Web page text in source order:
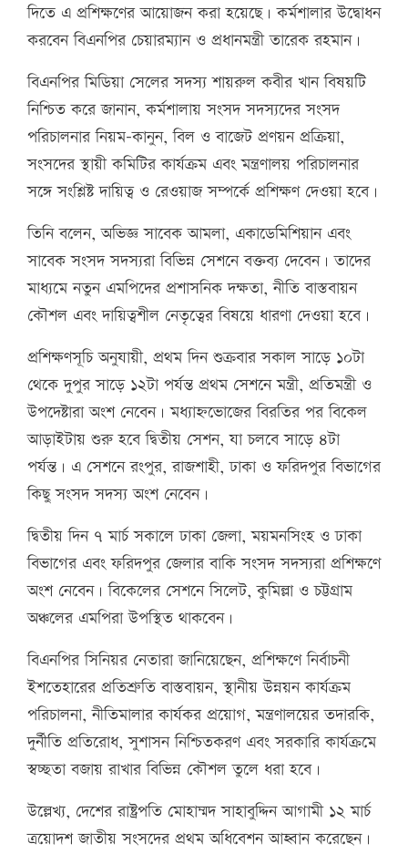
দিতে এ প্রশিক্ষণের আয়োজন করা হয়েছে। কর্মশালার উদ্বোধন
করবেন বিএনপির চেয়ারম্যান ও প্রধানমন্ত্রী তারেক রহমান।
বিএনপির মিডিয়া সেলের সদস্য শায়রুল কবীর খান বিষয়টি
নিশ্চিত করে জানান, কর্মশালায় সংসদ সদস্যদের সংসদ
পরিচালনার নিয়ম-কানুন, বিল ও বাজেট প্রণয়ন প্রক্রিয়া,
সংসদের স্থায়ী কমিটির কার্যক্রম এবং মন্ত্রণালয় পরিচালনার
সঙ্গে সংশ্লিষ্ট দায়িত্ব ও রেওয়াজ সম্পর্কে প্রশিক্ষণ দেওয়া হবে।
তিনি বলেন, অভিজ্ঞ সাবেক আমলা, একাডেমিশিয়ান এবং
সাবেক সংসদ সদস্যরা বিভিন্ন সেশনে বক্তব্য দেবেন। তাদের
মাধ্যমে নতুন এমপিদের প্রশাসনিক দক্ষতা, নীতি বাস্তবায়ন
কৌশল এবং দায়িত্বশীল নেতৃত্বের বিষয়ে ধারণা দেওয়া হবে।
প্রশিক্ষণসূচি অনুযায়ী, প্রথম দিন শুক্রবার সকাল সাড়ে ১০টা
থেকে দুপুর সাড়ে ১২টা পর্যন্ত প্রথম সেশনে মন্ত্রী, প্রতিমন্ত্রী ও
উপদেষ্টারা অংশ নেবেন। মধ্যাহ্নভোজের বিরতির পর বিকেল
আড়াইটায় শুরু হবে দ্বিতীয় সেশন, যা চলবে সাড়ে ৪টা
পর্যন্ত। এ সেশনে রংপুর, রাজশাহী, ঢাকা ও ফরিদপুর বিভাগের
কিছু সংসদ সদস্য অংশ নেবেন।
দ্বিতীয় দিন ৭ মার্চ সকালে ঢাকা জেলা, ময়মনসিংহ ও ঢাকা
বিভাগের এবং ফরিদপুর জেলার বাকি সংসদ সদস্যরা প্রশিক্ষণে
অংশ নেবেন। বিকেলের সেশনে সিলেট, কুমিল্লা ও চট্টগ্রাম
অঞ্চলের এমপিরা উপস্থিত থাকবেন।
বিএনপির সিনিয়র নেতারা জানিয়েছেন, প্রশিক্ষণে নির্বাচনী
ইশতেহারের প্রতিশ্রুতি বাস্তবায়ন, স্থানীয় উন্নয়ন কার্যক্রম
পরিচালনা, নীতিমালার কার্যকর প্রয়োগ, মন্ত্রণালয়ের তদারকি,
দুর্নীতি প্রতিরোধ, সুশাসন নিশ্চিতকরণ এবং সরকারি কার্যক্রমে
স্বচ্ছতা বজায় রাখার বিভিন্ন কৌশল তুলে ধরা হবে।
উল্লেখ্য, দেশের রাষ্ট্রপতি মোহাম্মদ সাহাবুদ্দিন আগামী ১২ মার্চ
ত্রয়োদশ জাতীয় সংসদের প্রথম অধিবেশন আহ্বান করেছেন।